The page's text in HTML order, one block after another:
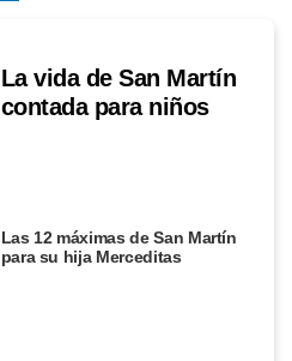
La vida de San Martín
contada para niños
Las 12 máximas de San Martín
para su hija Merceditas